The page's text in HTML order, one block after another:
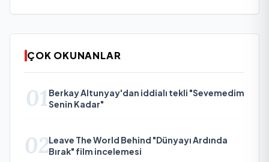
ÇOK OKUNANLAR
01 Berkay Altunyay'dan iddialı tekli "Sevemedim
Senin Kadar"
02Leave The World Behind "Dünyayı Ardında
Bırak" film incelemesi